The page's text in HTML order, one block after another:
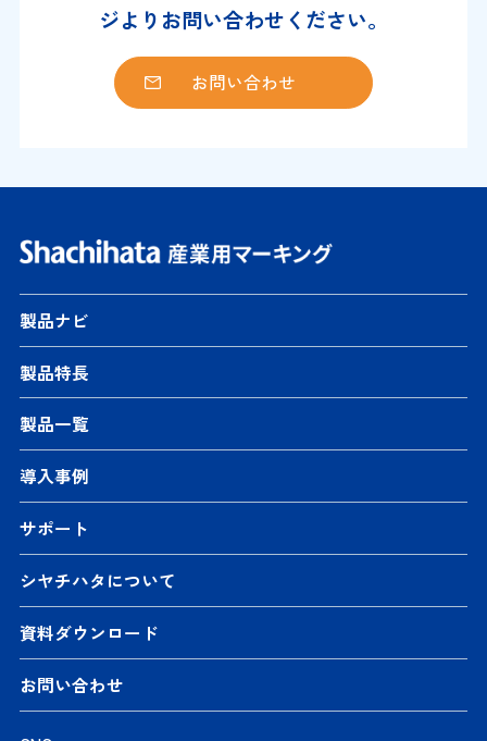
ジよりお問い合わせください。
お問い合わせ
製品ナビ
製品特長
製品一覧
導入事例
サポート
シヤチハタについて
資料ダウンロード
お問い合わせ